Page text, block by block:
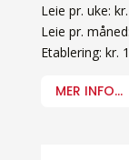
Leie pr. uke:
Leie pr.
Etablering: kr.
MER INFO...